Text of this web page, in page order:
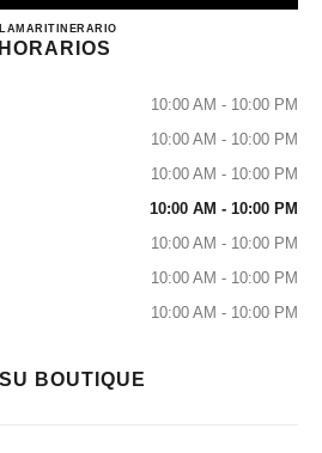
4009555888ITINERARIOCHANEL Zhengzhou David
HORARIOS
10:00 AM - 10:00 PM
10:00 AM - 10:00 PM
10:00 AM - 10:00 PM
10:00 AM - 10:00 PM
10:00 AM - 10:00 PM
10:00 AM - 10:00 PM
10:00 AM - 10:00 PM
BOUTIQUE
RELOJERÍA Y JOYERÍA